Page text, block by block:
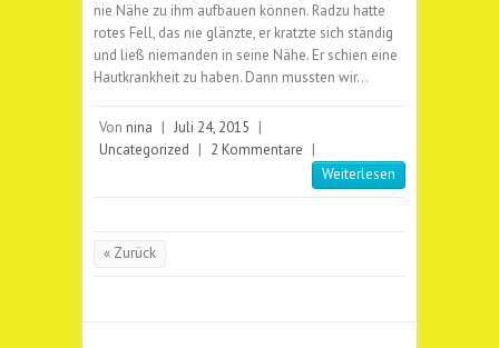
nie Nähe zu ihm aufbauen können. Radzu hatte
rotes Fell, das nie glänzte, er kratzte sich ständig
und ließ niemanden in seine Nähe. Er schien eine
Hautkrankheit zu haben. Dann mussten wir…
Von nina | Juli 24, 2015 |
Uncategorized | 2 Kommentare |
Weiterlesen
« Zurück